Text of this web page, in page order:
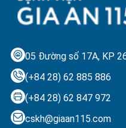
05 Đường số 17A, KP
(+84 28) 62 885 886
(+84 28) 62 847 972
cskh@giaan115.com